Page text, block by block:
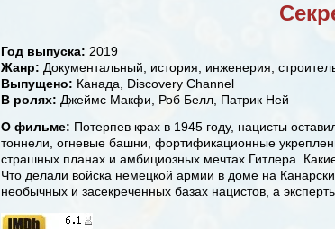
Год выпуска: 2019
Жанр: Документальный, история, инженерия,
Выпущено: Канада, Discovery Channel
В ролях: Джеймс Макфи, Роб Белл, Патрик Ней
О фильме: Потерпев крах в 1945 году, нацисты
тоннели, огневые башни, фортификационные
страшных планах и амбициозных мечтах Гитлера.
Что делали войска немецкой армии в доме на
необычных и засекреченных базах нацистов, а